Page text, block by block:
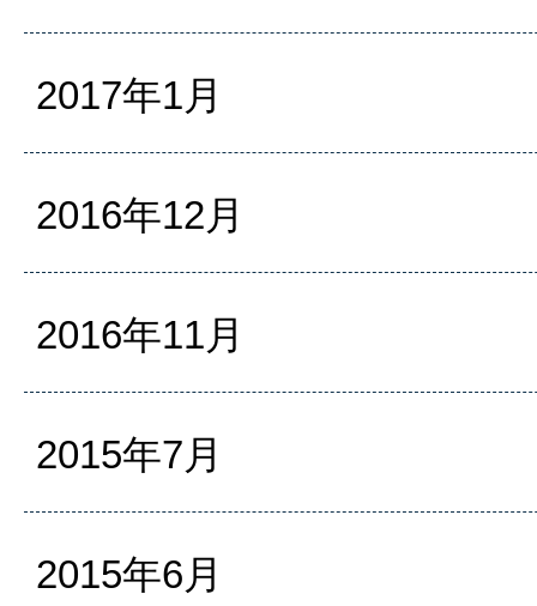
2017年1月
2016年12月
2016年11月
2015年7月
2015年6月